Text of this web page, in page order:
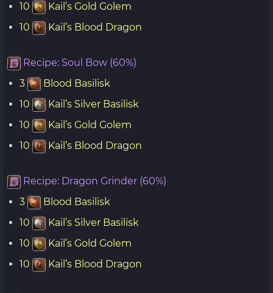
10
Kail’s Gold Golem
10
Kail’s Blood Dragon
Recipe: Soul Bow (60%)
3
Blood Basilisk
10
Kail’s Silver Basilisk
10
Kail’s Gold Golem
10
Kail’s Blood Dragon
Recipe: Dragon Grinder (60%)
3
Blood Basilisk
10
Kail’s Silver Basilisk
10
Kail’s Gold Golem
10
Kail’s Blood Dragon